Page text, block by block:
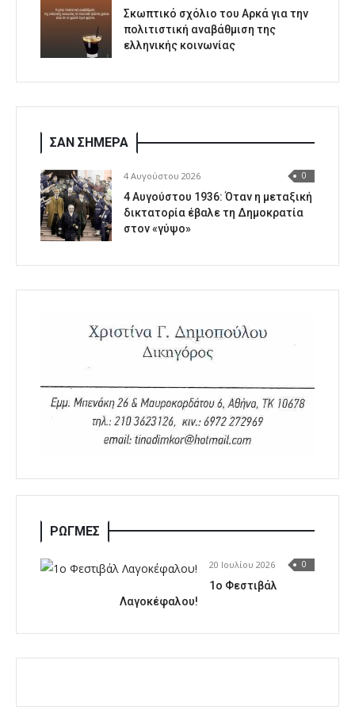
Σκωπτικό σχόλιο του Αρκά για την
πολιτιστική αναβάθμιση της
ελληνικής κοινωνίας
ΣΑΝ ΣΗΜΕΡΑ
4 Αυγούστου 2026 0
4 Αυγούστου 1936: Όταν η μεταξική
δικτατορία έβαλε τη Δημοκρατία
στον «γύψο»
ΡΩΓΜΕΣ
20 Ιουλίου 2026 0
1o Φεστιβάλ
Λαγοκέφαλου!